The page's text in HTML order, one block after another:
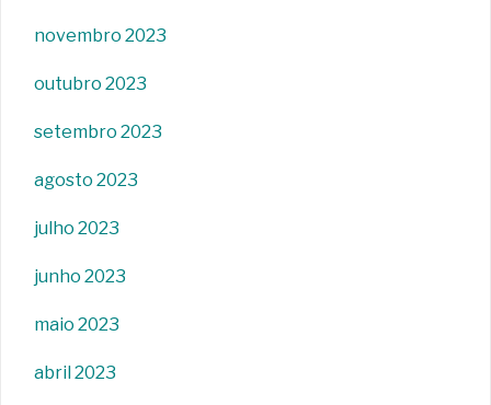
novembro 2023
outubro 2023
setembro 2023
agosto 2023
julho 2023
junho 2023
maio 2023
abril 2023